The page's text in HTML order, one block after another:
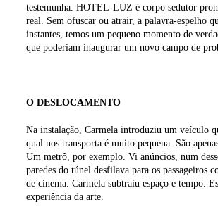
testemunha. HOTEL-LUZ é corpo sedutor
real. Sem ofuscar ou atrair, a palavra-espelho
instantes, temos um pequeno momento de
que poderiam inaugurar um novo campo de
O DESLOCAMENTO
Na instalação, Carmela introduziu um veículo
qual nos transporta é muito pequena. São
Um metrô, por exemplo. Vi anúncios, num
paredes do túnel desfilava para os passageiros
de cinema. Carmela subtraiu espaço e tempo.
experiência da arte.